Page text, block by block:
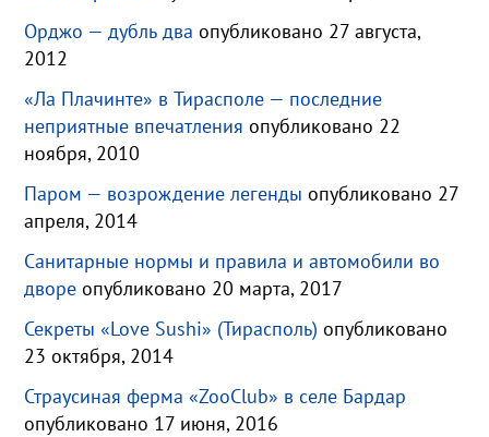
Орджо — дубль два опубликовано 27 августа,
2012
«Ла Плачинте» в Тирасполе — последние
неприятные впечатления опубликовано 22
ноября, 2010
Паром — возрождение легенды опубликовано 27
апреля, 2014
Санитарные нормы и правила и автомобили во
дворе опубликовано 20 марта, 2017
Секреты «Love Sushi» (Тирасполь) опубликовано
23 октября, 2014
Страусиная ферма «ZooClub» в селе Бардар
опубликовано 17 июня, 2016